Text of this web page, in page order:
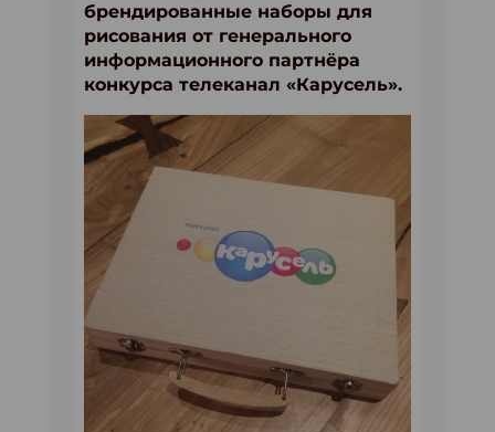
брендированные наборы для
рисования от генерального
информационного партнёра
конкурса телеканал «Карусель».